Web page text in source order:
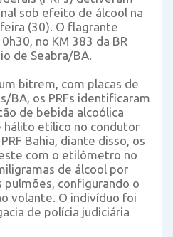
sob efeito de álcool na
(30). O flagrante
no KM 383 da BR
de Seabra/BA.
bitrem, com placas de
BA, os PRFs identificaram
de bebida alcoólica
hálito etílico no condutor
Bahia, diante disso, os
com o etilômetro no
de álcool por
configurando o
volante. O indivíduo foi
de polícia judiciária